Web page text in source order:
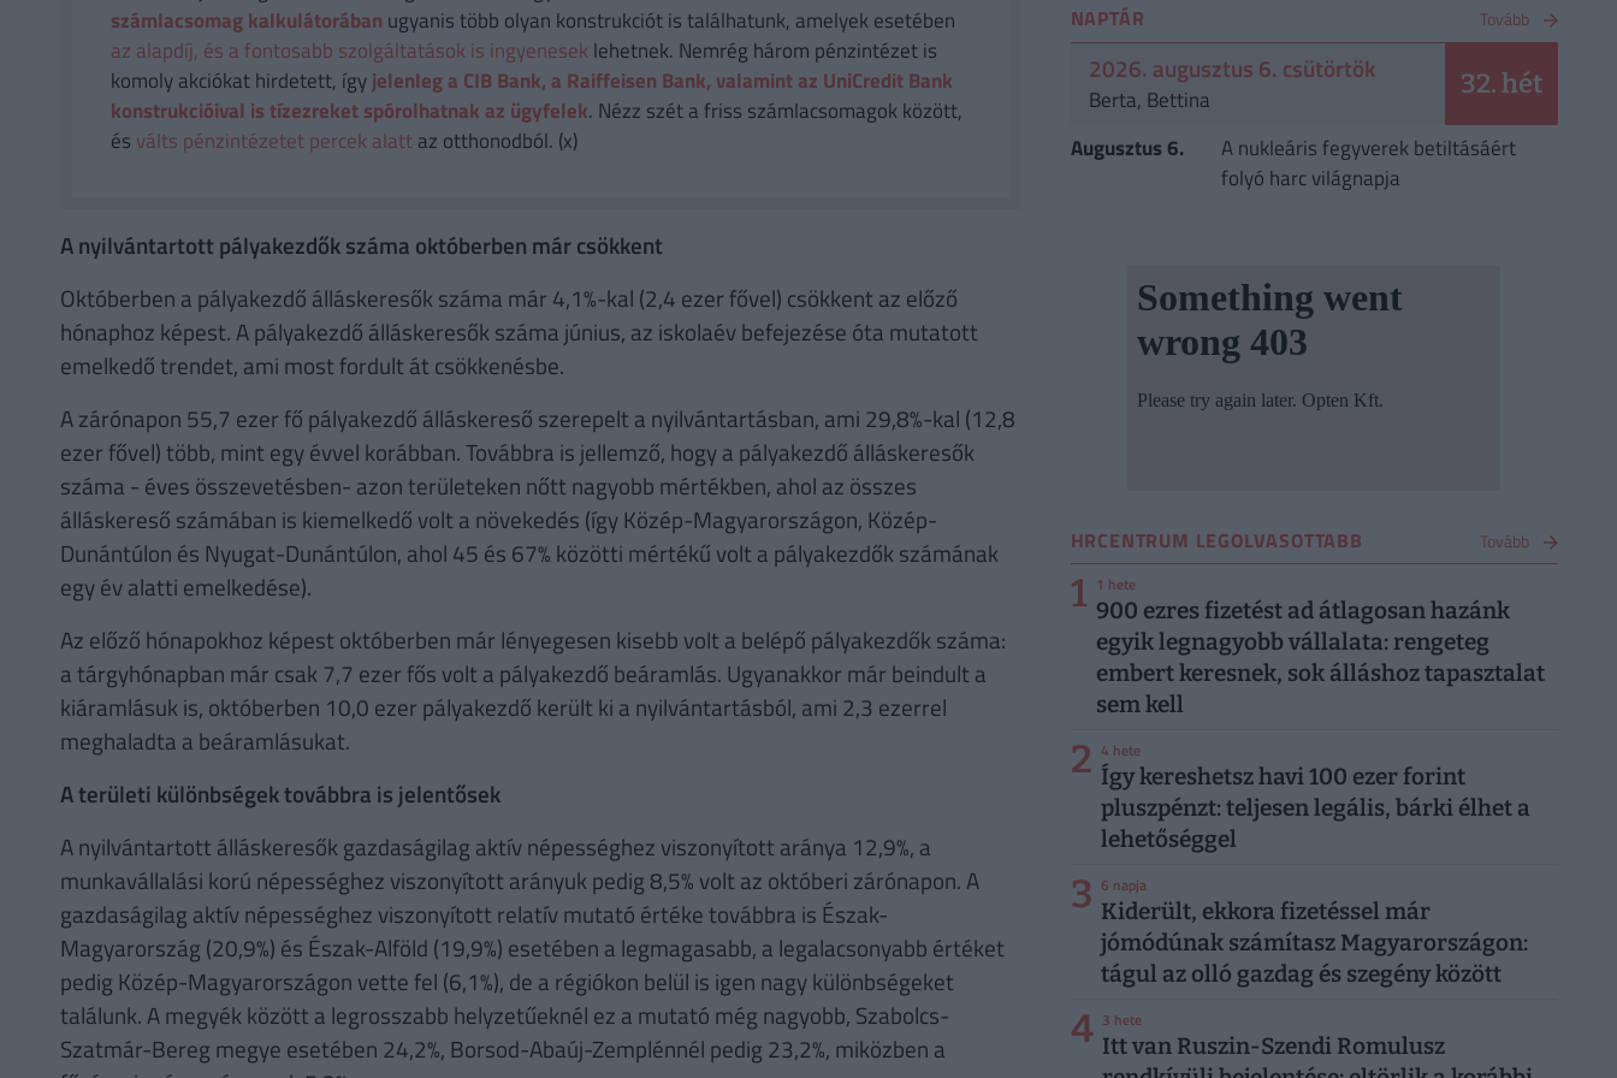
számlacsomag kalkulátorában ugyanis több olyan konstrukciót is találhatunk, amelyek esetében
az alapdíj, és a fontosabb szolgáltatások is ingyenesek lehetnek. Nemrég három pénzintézet is
komoly akciókat hirdetett, ígyjelenleg a CIB Bank, a Raiffeisen Bank, valamint az UniCredit Bank
konstrukcióival is tízezreket spórolhatnak az ügyfelek. Nézz szét a friss számlacsomagok között,
és válts pénzintézetet percek alattaz otthonodból. (x)
A nyilvántartott pályakezdők száma októberben már csökkent
Októberben a pályakezdő álláskeresők száma már 4,1%-kal (2,4 ezer fővel) csökkent az előző
hónaphoz képest. A pályakezdő álláskeresők száma június, az iskolaév befejezése óta mutatott
emelkedő trendet, ami most fordult át csökkenésbe.
A zárónapon 55,7 ezer fő pályakezdő álláskereső szerepelt a nyilvántartásban, ami 29,8%-kal (12,8
ezer fővel) több, mint egy évvel korábban. Továbbra is jellemző, hogy a pályakezdő álláskeresők
száma - éves összevetésben- azon területeken nőtt nagyobb mértékben, ahol az összes
álláskereső számában is kiemelkedő volt a növekedés (így Közép-Magyarországon, Közép-
Dunántúlon és Nyugat-Dunántúlon, ahol 45 és 67% közötti mértékű volt a pályakezdők számának
egy év alatti emelkedése).
Az előző hónapokhoz képest októberben már lényegesen kisebb volt a belépő pályakezdők száma:
a tárgyhónapban már csak 7,7 ezer fős volt a pályakezdő beáramlás. Ugyanakkor már beindult a
kiáramlásuk is, októberben 10,0 ezer pályakezdő került ki a nyilvántartásból, ami 2,3 ezerrel
meghaladta a beáramlásukat.
A területi különbségek továbbra is jelentősek
A nyilvántartott álláskeresők gazdaságilag aktív népességhez viszonyított aránya 12,9%, a
munkavállalási korú népességhez viszonyított arányuk pedig 8,5% volt az októberi zárónapon. A
gazdaságilag aktív népességhez viszonyított relatív mutató értéke továbbra is Észak-
Magyarország (20,9%) és Észak-Alföld (19,9%) esetében a legmagasabb, a legalacsonyabb értéket
pedig Közép-Magyarországon vette fel (6,1%), de a régiókon belül is igen nagy különbségeket
találunk. A megyék között a legrosszabb helyzetűeknél ez a mutató még nagyobb, Szabolcs-
Szatmár-Bereg megye esetében 24,2%, Borsod-Abaúj-Zemplénnél pedig 23,2%, miközben a
NAPTÁR Tovább
2026. augusztus 6. csütörtök
Berta, Bettina 32. hét
Augusztus 6.
A nukleáris fegyverek betiltásáért
folyó harc világnapja
HRCENTRUM LEGOLVASOTTABB Tovább
1 1 hete
900 ezres fizetést ad átlagosan hazánk
egyik legnagyobb vállalata: rengeteg
embert keresnek, sok álláshoz tapasztalat
sem kell
2 4 hete
Így kereshetsz havi 100 ezer forint
pluszpénzt: teljesen legális, bárki élhet a
lehetőséggel
3 6 napja
Kiderült, ekkora fizetéssel már
jómódúnak számítasz Magyarországon:
tágul az olló gazdag és szegény között
4 3 hete
Itt van Ruszin-Szendi Romulusz